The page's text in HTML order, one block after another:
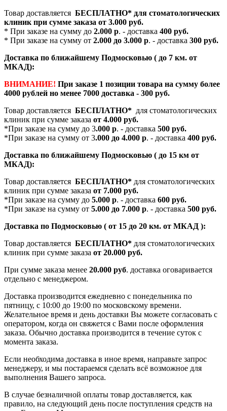
Товар доставляется БЕСПЛАТНО* для стоматологических
клиник при сумме заказа от 3.000 руб.
* При заказе на сумму до 2.000 р. - доставка 400 руб.
* При заказе на сумму от 2.000 до 3.000 р. - доставка 300 руб.
Доставка по ближайшему Подмосковью ( до 7 км. от
МКАД):
ВНИМАНИЕ! При заказе 1 позиции товара на сумму более
4000 рублей но менее 7000 доставка - 300 руб.
Товар доставляется БЕСПЛАТНО* для стоматологических
клиник при сумме заказа от 4.000 руб.
*При заказе на сумму до 3.000 р. - доставка 500 руб.
*При заказе на сумму от 3.000 до 4.000 р. - доставка 400 руб.
Доставка по ближайшему Подмосковью ( до 15 км от
МКАД):
Товар доставляется БЕСПЛАТНО* для стоматологических
клиник при сумме заказа от 7.000 руб.
*При заказе на сумму до 5.000 р. - доставка 600 руб.
*При заказе на сумму от 5.000 до 7.000 р. - доставка 500 руб.
Доставка по Подмосковью ( от 15 до 20 км. от МКАД ):
Товар доставляется БЕСПЛАТНО* для стоматологических
клиник при сумме заказа от 20.000 руб.
При сумме заказа менее 20.000 руб. доставка оговаривается
отдельно с менеджером.
Доставка производится ежедневно с понедельника по
пятницу, с 10:00 до 19:00 по московскому времени.
Желательное время и день доставки Вы можете согласовать с
оператором, когда он свяжется с Вами после оформления
заказа. Обычно доставка производится в течение суток с
момента заказа.
Если необходима доставка в иное время, направьте запрос
менеджеру, и мы постараемся сделать всё возможное для
выполнения Вашего запроса.
В случае безналичной оплаты товар доставляется, как
правило, на следующий день после поступления средств на